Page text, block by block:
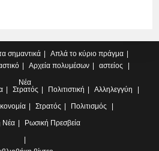
σημαντικά
Απλά το κύριο πράγμα
Αρχεία πολυμέσων
αστείος
Νέα
Στρατός Πολιτιστική
Αλληλεγγύη
Στρατός
Πολιτισμός
Νέα Ρωσική Πρεσβεία